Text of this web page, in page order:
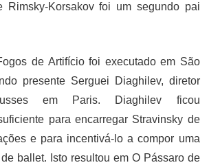
Rimsky-Korsakov foi um segundo pai
de Artifício foi executado em São
presente Serguei Diaghilev, diretor
em Paris. Diaghilev ficou
para encarregar Stravinsky de
e para incentivá-lo a compor uma
ballet. Isto resultou em O Pássaro de